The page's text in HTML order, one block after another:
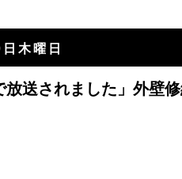
木曜日
放送されました」外